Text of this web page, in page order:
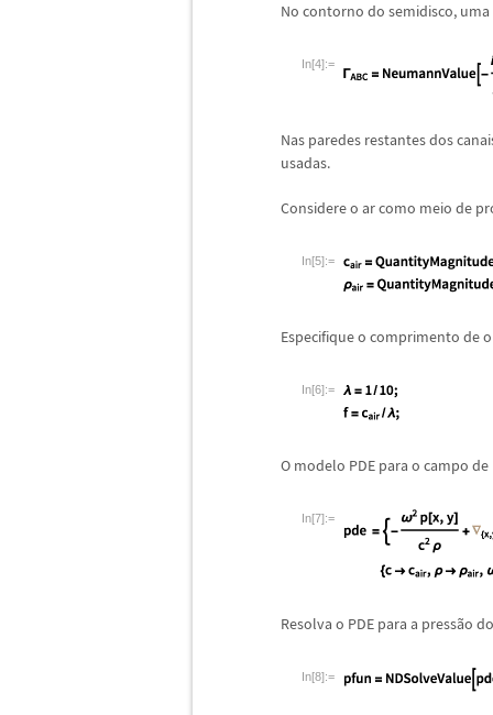
No contorno do semidisco, uma
In[4]:=
Nas paredes restantes dos
usadas.
Considere o ar como meio de
In[5]:=
Especifique o comprimento de
In[6]:=
O modelo PDE para o campo
In[7]:=
Resolva o PDE para a pressão
In[8]:=